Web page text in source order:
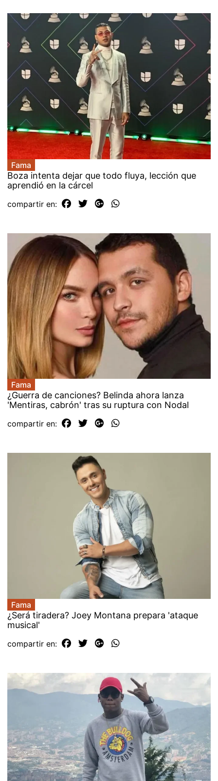
Fama
Boza intenta dejar que todo fluya, lección que
aprendió en la cárcel
compartir en:
Fama
¿Guerra de canciones? Belinda ahora lanza
'Mentiras, cabrón' tras su ruptura con Nodal
compartir en:
Fama
¿Será tiradera? Joey Montana prepara 'ataque
musical'
compartir en: